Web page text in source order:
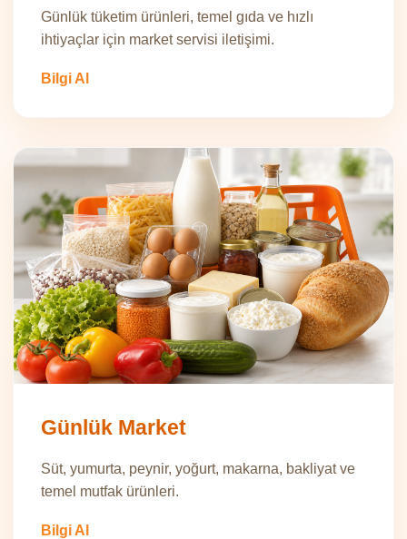
Günlük tüketim ürünleri, temel gıda ve hızlı
ihtiyaçlar için market servisi iletişimi.
Bilgi Al
Günlük Market
Süt, yumurta, peynir, yoğurt, makarna, bakliyat ve
temel mutfak ürünleri.
Bilgi Al